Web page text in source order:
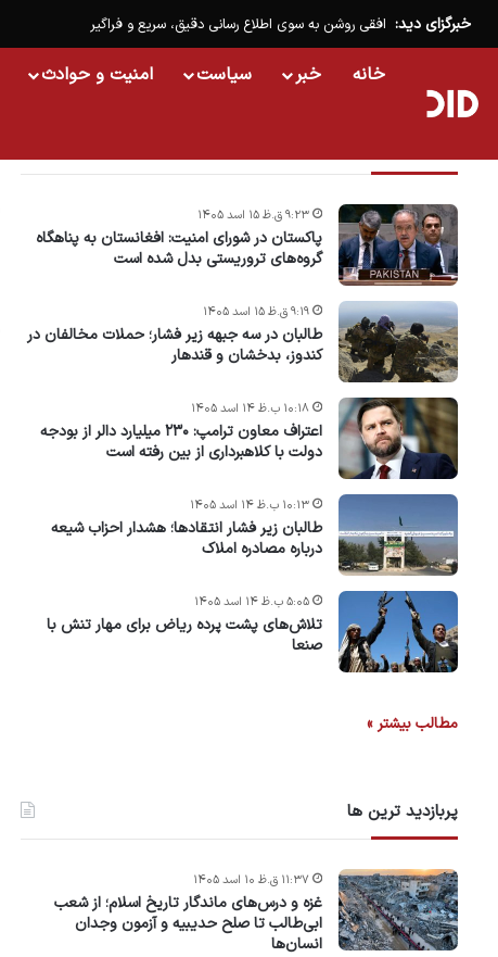
خبرگزای دید: افقی روشن به سوی اطلاع رسانی دقیق، سریع و فراگیر
خانه خبر سیاست امنیت و حوادث
پاکستان در شورای امنیت: افغانستان به پناهگاه
گروه‌های تروریستی بدل شده است
۹:۲۳ ق.ظ ۱۵ اسد ۱۴۰۵
طالبان در سه جبهه زیر فشار؛ حملات مخالفان در
کندوز، بدخشان و قندهار
۹:۱۹ ق.ظ ۱۵ اسد ۱۴۰۵
اعتراف معاون ترامپ: ۲۳۰ میلیارد دالر از بودجه
دولت با کلاهبرداری از بین رفته است
۱۰:۱۸ ب.ظ ۱۴ اسد ۱۴۰۵
طالبان زیر فشار انتقادها؛ هشدار احزاب شیعه
درباره مصادره‌ املاک
۱۰:۱۳ ب.ظ ۱۴ اسد ۱۴۰۵
تلاش‌های پشت ‌پرده ریاض برای مهار تنش با
صنعا
۵:۰۵ ب.ظ ۱۴ اسد ۱۴۰۵
مطالب بیشتر »
پربازدید ترین ها
غزه و درس‌های ماندگار تاریخ اسلام؛ از شعب
ابی‌طالب تا صلح حدیبیه و آزمون وجدان
انسان‌ها
۱۱:۳۷ ق.ظ ۱۰ اسد ۱۴۰۵